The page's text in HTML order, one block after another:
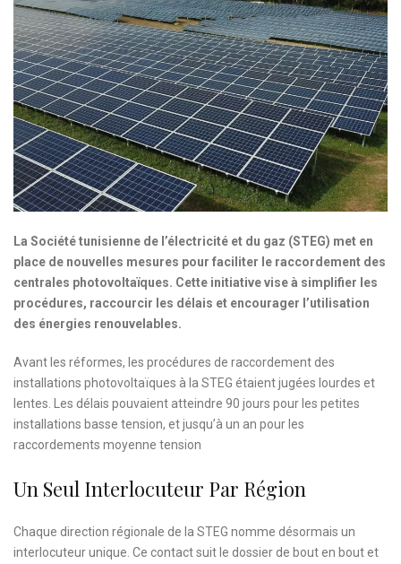
La Société tunisienne de l’électricité et du gaz (STEG) met en
place de nouvelles mesures pour faciliter le raccordement des
centrales photovoltaïques. Cette initiative vise à simplifier les
procédures, raccourcir les délais et encourager l’utilisation
des énergies renouvelables.
Avant les réformes, les procédures de raccordement des
installations photovoltaïques à la STEG étaient jugées lourdes et
lentes. Les délais pouvaient atteindre 90 jours pour les petites
installations basse tension, et jusqu’à un an pour les
raccordements moyenne tension
Un Seul Interlocuteur Par Région
Chaque direction régionale de la STEG nomme désormais un
interlocuteur unique. Ce contact suit le dossier de bout en bout et